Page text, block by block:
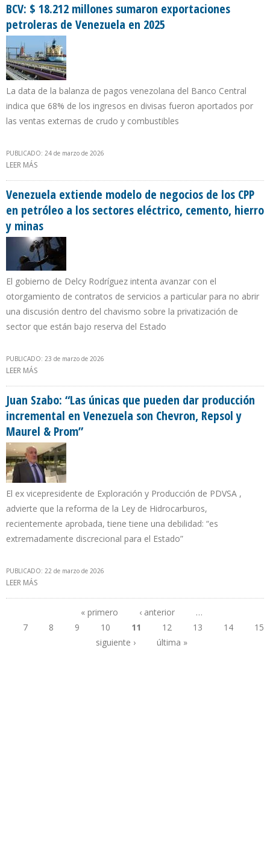
BCV: $ 18.212 millones sumaron exportaciones
petroleras de Venezuela en 2025
La data de la balanza de pagos venezolana del Banco Central
indica que 68% de los ingresos en divisas fueron aportados por
las ventas externas de crudo y combustibles
PUBLICADO: 24 de marzo de 2026
LEER MÁS
Venezuela extiende modelo de negocios de los CPP
en petróleo a los sectores eléctrico, cemento, hierro
y minas
El gobierno de Delcy Rodríguez intenta avanzar con el
otorgamiento de contratos de servicios a particular para no abrir
una discusión dentro del chavismo sobre la privatización de
sector que están bajo reserva del Estado
PUBLICADO: 23 de marzo de 2026
LEER MÁS
MINAS
Juan Szabo: “Las únicas que pueden dar producción
incremental en Venezuela son Chevron, Repsol y
Maurel & Prom”
El ex vicepresidente de Exploración y Producción de PDVSA ,
advierte que la reforma de la Ley de Hidrocarburos,
recientemente aprobada, tiene tiene una debilidad: “es
extremadamente discrecional para el Estado”
PUBLICADO: 22 de marzo de 2026
LEER MÁS
Páginas
« primero ‹ anterior
…
7
8 9 10 11 12 13 14
15
siguiente ›
última »